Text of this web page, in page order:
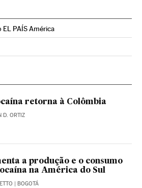
EL PAÍS América
en Twitter
Brasil en Instagram
El País Brasil en Facebook
retorna à Colômbia
D. ORTIZ
a produção e o consumo
na América do Sul
| BOGOTÁ